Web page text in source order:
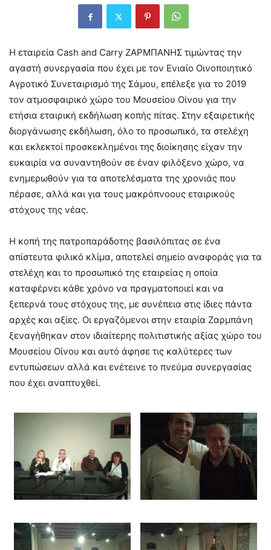
Η εταιρεία Cash and Carry ΖΑΡΜΠΑΝΗΣ τιμώντας την
αγαστή συνεργασία που έχει με τον Ενιαίο Οινοποιητικό
Αγροτικό Συνεταιρισμό της Σάμου, επέλεξε για το 2019
τον ατμοσφαιρικό χώρο του Μουσείου Οίνου για την
ετήσια εταιρική εκδήλωση κοπής πίτας. Στην εξαιρετικής
διοργάνωσης εκδήλωση, όλο το προσωπικό, τα στελέχη
και εκλεκτοί προσκεκλημένοι της διοίκησης είχαν την
ευκαιρία να συναντηθούν σε έναν φιλόξενο χώρο, να
ενημερωθούν για τα αποτελέσματα της χρονιάς που
πέρασε, αλλά και για τους μακρόπνοους εταιρικούς
στόχους της νέας.
Η κοπή της πατροπαράδοτης βασιλόπιτας σε ένα
απίστευτα φιλικό κλίμα, αποτελεί σημείο αναφοράς για τα
στελέχη και το προσωπικό της εταιρείας η οποία
καταφέρνει κάθε χρόνο να πραγματοποιεί και να
ξεπερνά τους στόχους της, με συνέπεια στις ίδιες πάντα
αρχές και αξίες. Οι εργαζόμενοι στην εταιρία Ζαρμπάνη
ξεναγήθηκαν στον ιδιαίτερης πολιτιστικής αξίας χώρο του
Μουσείου Οίνου και αυτό άφησε τις καλύτερες των
εντυπώσεων αλλά και ενέτεινε το πνεύμα συνεργασίας
που έχει αναπτυχθεί.